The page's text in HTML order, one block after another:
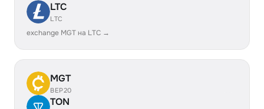
LTC
LTC
exchange MGT на LTC →
MGT
BEP20
TON